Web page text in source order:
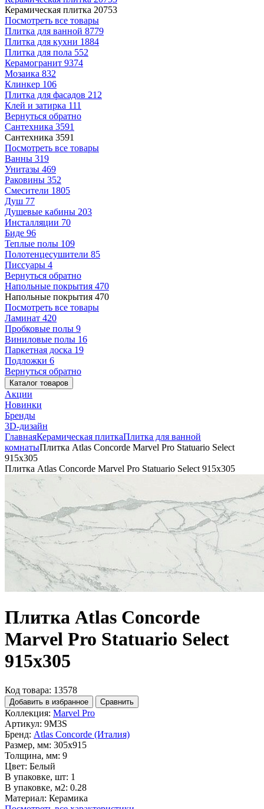
Керамическая плитка 20753
Посмотреть все товары
Плитка для ванной 8779
Плитка для кухни 1884
Плитка для пола 552
Керамогранит 9374
Мозаика 832
Клинкер 106
Плитка для фасадов 212
Клей и затирка 111
Вернуться обратно
Сантехника 3591
Сантехника 3591
Посмотреть все товары
Ванны 319
Унитазы 469
Раковины 352
Смесители 1805
Душ 77
Душевые кабины 203
Инсталляции 70
Биде 96
Теплые полы 109
Полотенцесушители 85
Писсуары 4
Вернуться обратно
Напольные покрытия 470
Напольные покрытия 470
Посмотреть все товары
Ламинат 420
Пробковые полы 9
Виниловые полы 16
Паркетная доска 19
Подложки 6
Вернуться обратно
Каталог товаров
Акции
Новинки
Бренды
3D-дизайн
ГлавнаяКерамическая плиткаПлитка для ванной
комнатыПлитка Atlas Concorde Marvel Pro Statuario Select
915x305
Плитка Atlas Concorde Marvel Pro Statuario Select 915x305
Плитка Atlas Concorde
Marvel Pro Statuario Select
915x305
Код товара: 13578
Добавить в избранное Сравнить
Коллекция: Marvel Pro
Артикул: 9M3S
Бренд: Atlas Concorde (Италия)
Размер, мм: 305x915
Толщина, мм: 9
Цвет: Белый
В упаковке, шт: 1
В упаковке, м2: 0.28
Материал: Керамика